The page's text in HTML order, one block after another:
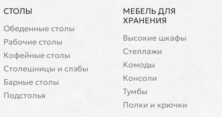
СТОЛЫ
Обеденные столы
Рабочие столы
Кофейные столы
Cтолешницы и слэбы
Барные столы
Подстолья
МЕБЕЛЬ ДЛЯ
ХРАНЕНИЯ
Высокие шкафы
Стеллажи
Комоды
Консоли
Тумбы
Полки и крючки